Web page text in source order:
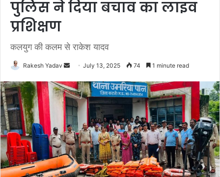
पुलिस ने दिया बचाव का लाइव
प्रशिक्षण
कलयुग की कलम से राकेश यादव
Rakesh Yadav
n
d
a
n
e
m
a
i
July 13, 2025 74 1 minute read